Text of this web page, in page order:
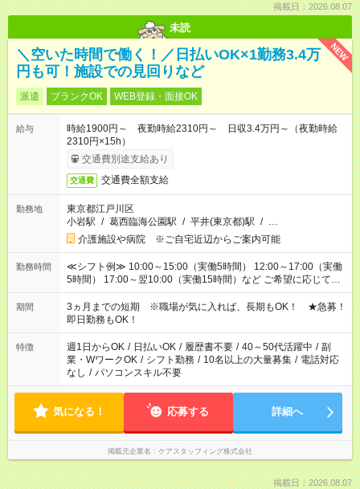
掲載日：2026.08.07
未読
NEW
＼空いた時間で働く！／日払いOK×1勤務3.4万
円も可！施設での見回りなど
派遣 ブランクOK WEB登録・面接OK
給与
時給1900円～ 夜勤時給2310円～ 日収3.4万円～（夜勤時給
2310円×15h）
交通費別途支給あり
交通費 交通費全額支給
勤務地
東京都江戸川区
小岩駅 / 葛西臨海公園駅 / 平井(東京都)駅 / …
介護施設や病院 ※ご自宅近辺からご案内可能
勤務時間
≪シフト例≫ 10:00～15:00（実働5時間） 12:00～17:00（実働
5時間） 17:00～翌10:00（実働15時間）など ご希望に応じて、
働く時間は調整できます！ お気軽に担当へ相談ください！
期間
3ヵ月までの短期 ※職場が気に入れば、長期もOK！ ★急募！
即日勤務もOK！
特徴 週1日からOK / 日払いOK / 履歴書不要 / 40～50代活躍中 / 副
業・WワークOK / シフト勤務 / 10名以上の大量募集 / 電話対応
なし / パソコンスキル不要
気になる！ 応募する 詳細へ
掲載元企業名 ケアスタッフィング株式会社
掲載日：2026.08.07